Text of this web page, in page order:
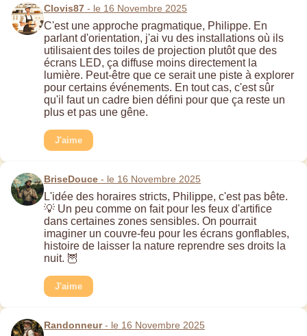
Clovis87 - le 16 Novembre 2025
C'est une approche pragmatique, Philippe. En
parlant d'orientation, j'ai vu des installations où ils
utilisaient des toiles de projection plutôt que des
écrans LED, ça diffuse moins directement la
lumière. Peut-être que ce serait une piste à explorer
pour certains événements. En tout cas, c'est sûr
qu'il faut un cadre bien défini pour que ça reste un
plus et pas une gêne.
J'aime
BriseDouce - le 16 Novembre 2025
L'idée des horaires stricts, Philippe, c'est pas bête.
💡 Un peu comme on fait pour les feux d'artifice
dans certaines zones sensibles. On pourrait
imaginer un couvre-feu pour les écrans gonflables,
histoire de laisser la nature reprendre ses droits la
nuit. 🦉
J'aime
Randonneur- le 16 Novembre 2025